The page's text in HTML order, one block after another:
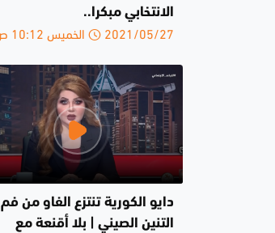
الانتخابي مبكرا..
2021/05/27 الخميس 10:12 ص
دايو الكورية تنتزع الفاو من فم
التنين الصيني | بلا أقنعة مع